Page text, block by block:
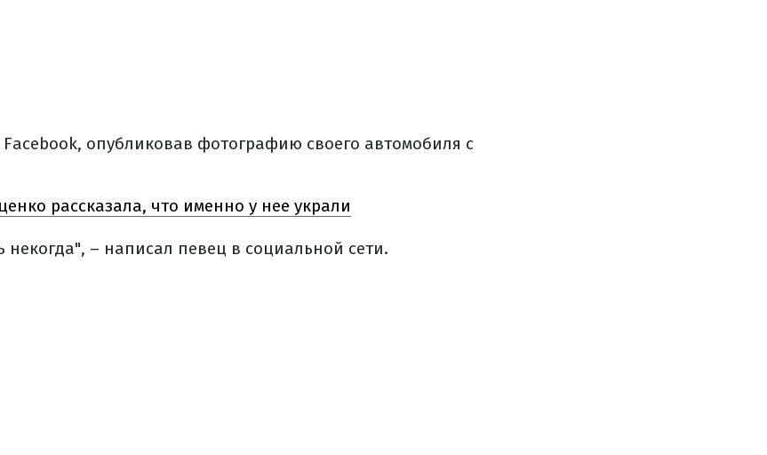
опубликовав фотографию своего автомобиля с
рассказала, что именно у нее украли
некогда", – написал певец в социальной сети.